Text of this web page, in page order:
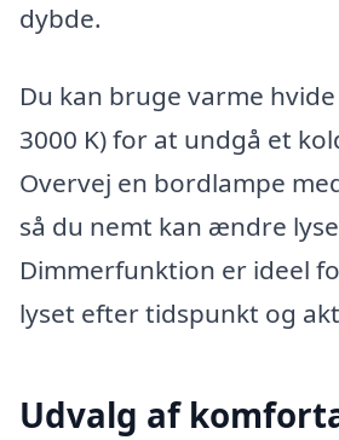
dybde.
Du kan bruge varme
3000 K) for at undgå et
Overvej en bordlampe
så du nemt kan ændre
Dimmerfunktion er ideel
lyset efter tidspunkt og
Udvalg af